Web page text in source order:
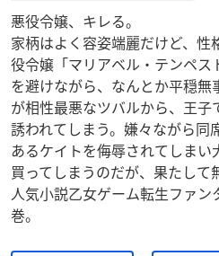
悪役令嬢、キレる。
家柄はよく容姿端麗だけど、性
役令嬢「マリアベル・テンペス
を避けながら、なんとか平穏
が相性最悪なツバルから、王
誘われてしまう。嫌々ながら同
あるケイトを侮辱されてしまい
買ってしまうのだが、果たし
人気小説乙女ゲーム転生ファ
巻。